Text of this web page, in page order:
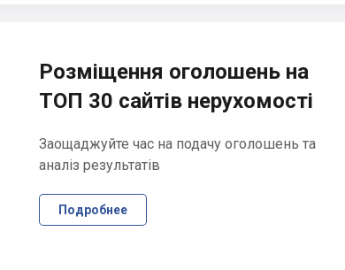
Розміщення оголошень на
ТОП 30 сайтів нерухомості
Заощаджуйте час на подачу оголошень та
аналіз результатів
Подробнее